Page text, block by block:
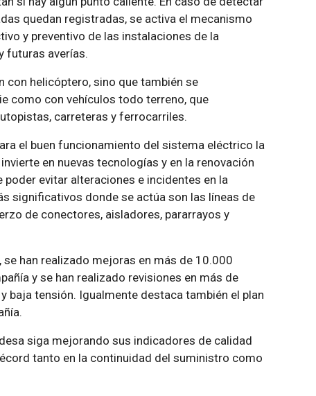
quedan registradas, se activa el mecanismo
y preventivo de las instalaciones de la
futuras averías.
con helicóptero, sino que también se
como con vehículos todo terreno, que
carreteras y ferrocarriles.
el buen funcionamiento del sistema eléctrico la
en nuevas tecnologías y en la renovación
evitar alteraciones e incidentes en la
significativos donde se actúa son las líneas de
de conectores, aisladores, pararrayos y
han realizado mejoras en más de 10.000
y se han realizado revisiones en más de
tensión. Igualmente destaca también el plan
siga mejorando sus indicadores de calidad
tanto en la continuidad del suministro como